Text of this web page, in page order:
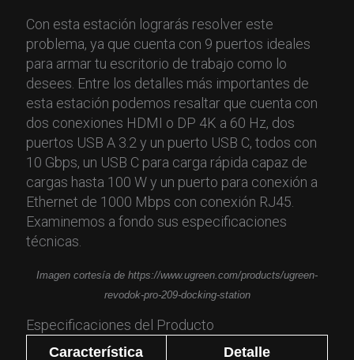
Con esta estación lograrás resolver este
problema, ya que cuenta con 9 puertos ideales
para armar tu escritorio de trabajo como lo
desees. Entre los detalles más importantes de
esta estación podemos resaltar que cuenta con
dos conexiones HDMI o DP 4K a 60 Hz, dos
puertos USB A 3.2 y un puerto USB C, todos con
10 Gbps, un USB C para carga rápida capaz de
cargas hasta 100 W y un puerto para conexión a
Ethernet de 1000 Mbps con conexión RJ45.
Examinemos a fondo sus especificaciones
técnicas.
Imagen cortesía de https://www.ugreen.com/products/ugreen-
revodok-pro-209-docking-station
Especificaciones del Producto
Característica Detalle